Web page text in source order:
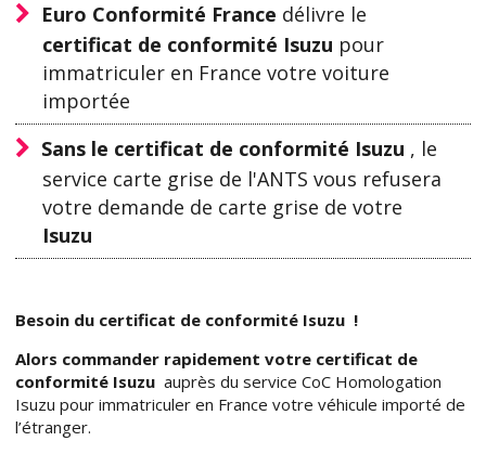
Euro Conformité France délivre le
certificat de conformité Isuzu pour
immatriculer en France votre voiture
importée
Sans le certificat de conformité Isuzu , le
service carte grise de l'ANTS vous refusera
votre demande de carte grise de votre
Isuzu
Besoin du certificat de conformité Isuzu !
Alors commander rapidement votre certificat de
conformité Isuzu auprès du service CoC Homologation
Isuzu pour immatriculer en France votre véhicule importé de
l’étranger.